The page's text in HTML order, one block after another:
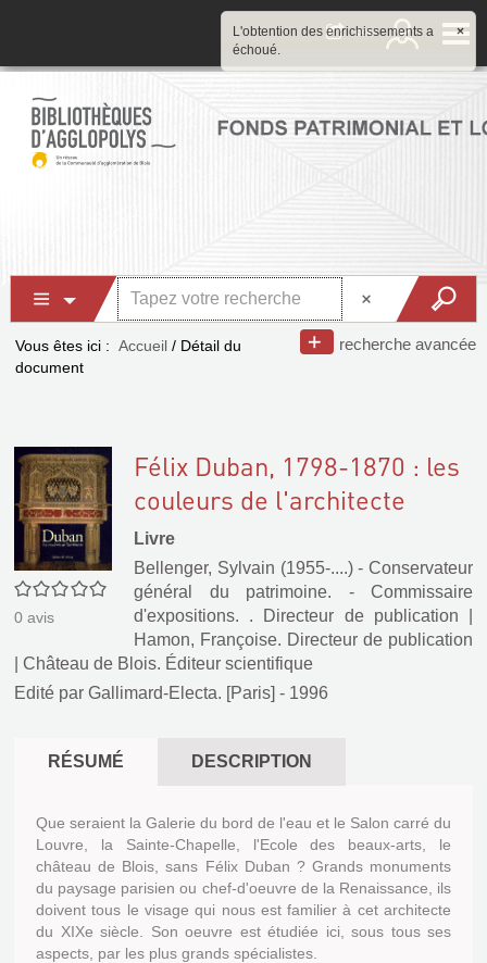
recherche avancée
Vous êtes ici : Accueil / Détail du
document
0/5
0 avis
Félix Duban, 1798-1870 : les
couleurs de l'architecte
Livre
Bellenger, Sylvain (1955-....) - Conservateur
général du patrimoine. - Commissaire
d'expositions. . Directeur de publication
Hamon, Françoise. Directeur de publication
Château de Blois. Éditeur scientifique
Edité par Gallimard-Electa. [Paris] - 1996
RÉSUMÉ DESCRIPTION
Que seraient la Galerie du bord de l'eau et le Salon carré du
Louvre, la Sainte-Chapelle, l'Ecole des beaux-arts, le
château de Blois, sans Félix Duban ? Grands monuments
du paysage parisien ou chef-d'oeuvre de la Renaissance, ils
doivent tous le visage qui nous est familier à cet architecte
du XIXe siècle. Son oeuvre est étudiée ici, sous tous ses
aspects, par les plus grands spécialistes.
×
L'obtention des enrichissements a
échoué.